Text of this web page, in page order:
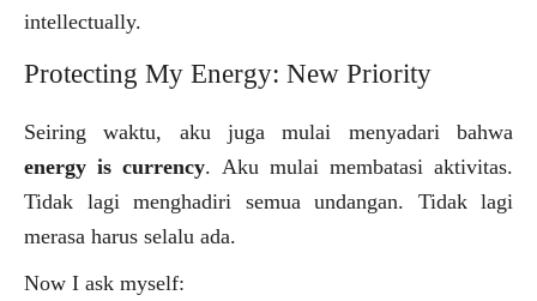
intellectually.
Protecting My Energy: New Priority
Seiring waktu, aku juga mulai menyadari bahwa
energy is currency. Aku mulai membatasi aktivitas.
Tidak lagi menghadiri semua undangan. Tidak lagi
merasa harus selalu ada.
Now I ask myself: